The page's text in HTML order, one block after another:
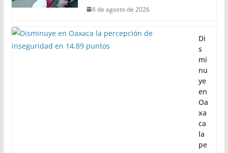
6 de agosto de 2026
Di
s
mi
nu
ye
en
Oa
xa
ca
la
pe